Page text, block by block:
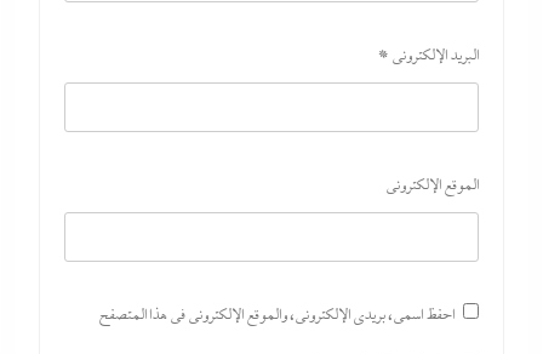
البريد الإلكتروني *
الموقع الإلكتروني
احفظ اسمي، بريدي الإلكتروني، والموقع الإلكتروني في هذا المتصفح